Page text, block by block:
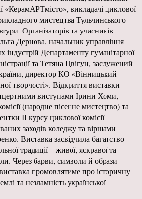
«КерамАРТмісто», викладачі циклової
мистецтва Тульчинського
Організаторів та учасників
Дернова, начальник управління
індустрій Департаменту гуманітарної
та Тетяна Цвігун, заслужений
директор КО «Вінницький
творчості». Відкриття виставки
виступами Ірини Хоми,
(народне пісенне мистецтво) та
ІІ курсу циклової комісії
заходів коледжу та віршами
Виставка засвідчила багатство
традиції – живої, яскравої та
Через барви, символи й образи
промовлятиме про історичну
та незламність української